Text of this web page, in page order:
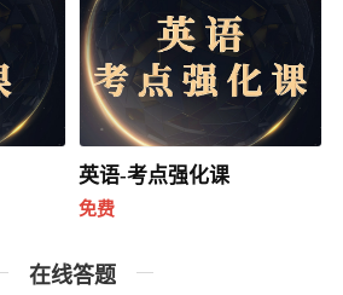
英语-考点强化课
免费
在线答题